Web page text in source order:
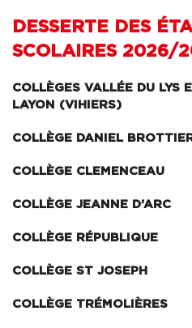
DESSERTE DES
SCOLAIRES 2026/
COLLÈGES VALLÉE DU LYS
LAYON (VIHIERS)
COLLÈGE DANIEL
COLLÈGE CLEMENCEAU
COLLÈGE JEANNE D’ARC
COLLÈGE RÉPUBLIQUE
COLLÈGE ST JOSEPH
COLLÈGE TRÉMOLIÈRES